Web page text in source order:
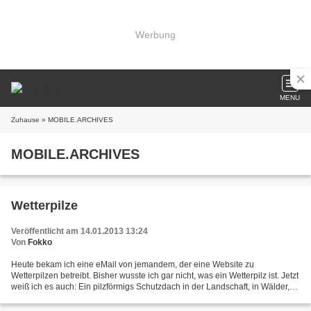
Werbung
MENU
Zuhause » MOBILE.ARCHIVES
MOBILE.ARCHIVES
Wetterpilze
Veröffentlicht am 14.01.2013 13:24
Von Fokko
Heute bekam ich eine eMail von jemandem, der eine Website zu
Wetterpilzen betreibt. Bisher wusste ich gar nicht, was ein Wetterpilz ist. Jetzt
weiß ich es auch: Ein pilzförmigs Schutzdach in der Landschaft, in Wälder,